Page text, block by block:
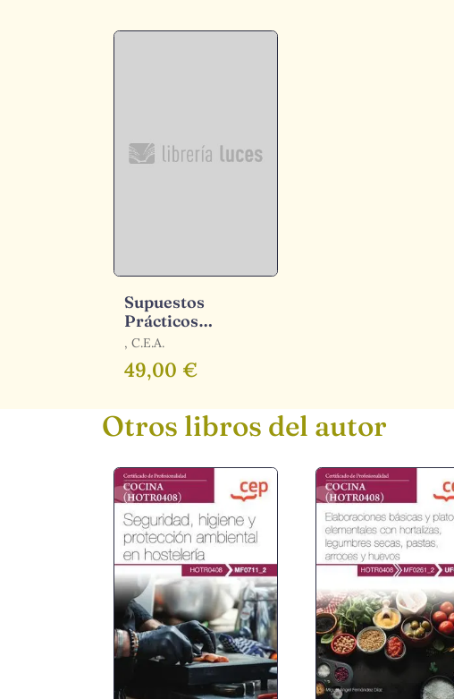
Supuestos
Prácticos
Administrativos
Administración
del Estado.
Interna
, C.E.A.
49,00 €
Otros libros del autor